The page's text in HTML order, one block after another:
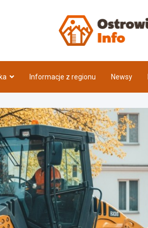
Informacje z regionu Newsy